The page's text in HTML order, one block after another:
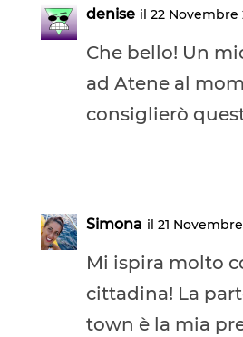
denise il 22 Novembre
Che bello! Un
ad Atene al
consiglierò
Simona il 21
Mi ispira molto
cittadina! La
town è la mia